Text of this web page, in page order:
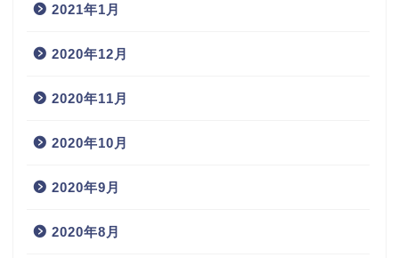
2021年1月
2020年12月
2020年11月
2020年10月
2020年9月
2020年8月